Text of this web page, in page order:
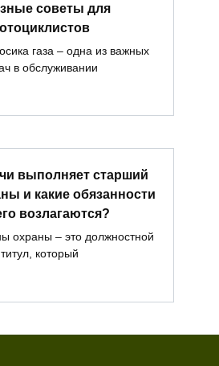
советы для
газа – одна из важных
в обслуживании
выполняет старший
и какие обязанности
возлагаются?
охраны – это должностной
титул, который